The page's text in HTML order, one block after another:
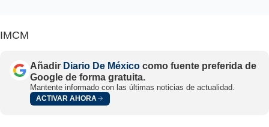
IMCM
Añadir Diario De México como fuente preferida de
Google de forma gratuita.
Mantente informado con las últimas noticias de actualidad.
ACTIVAR AHORA